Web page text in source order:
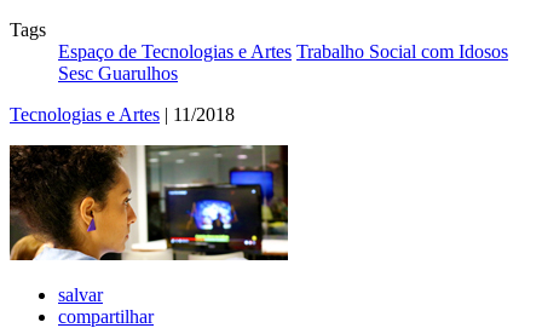
Tags
Espaço de Tecnologias e Artes Trabalho Social com Idosos
Sesc Guarulhos
Tecnologias e Artes | 11/2018
salvar
compartilhar